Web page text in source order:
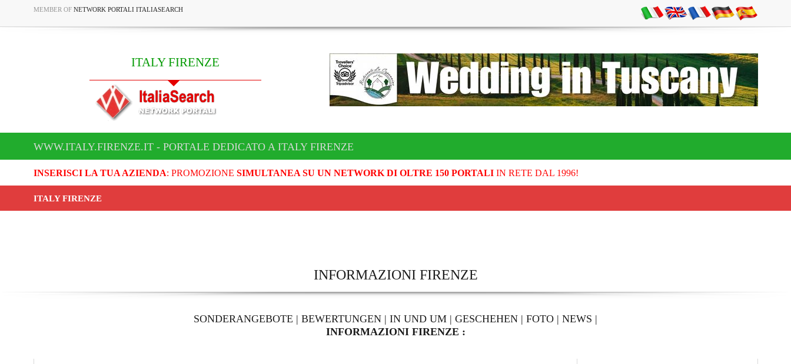
MEMBER OF NETWORK PORTALI ITALIASEARCH
ITALY FIRENZE
WWW.ITALY.FIRENZE.IT - PORTALE DEDICATO A ITALY FIRENZE
INSERISCI LA TUA AZIENDA: PROMOZIONE SIMULTANEA SU UN NETWORK DI OLTRE 150 PORTALIIN RETE DAL 1996!
ITALY FIRENZE
INFORMAZIONI FIRENZE
SONDERANGEBOTE | BEWERTUNGEN | IN UND UM | GESCHEHEN | FOTO | NEWS |
INFORMAZIONI FIRENZE :